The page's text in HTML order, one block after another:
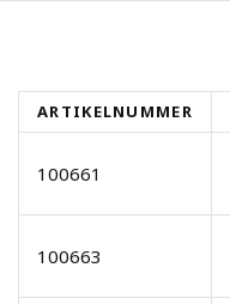
ARTIKELNUMMER
100661
100663